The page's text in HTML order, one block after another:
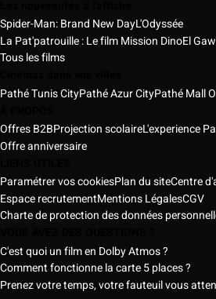
Spider-Man: Brand New DayL'Odyssée
La Pat'patrouille : Le film Mission Dino
Tous les films
Pathé Tunis CityPathé Azur CityPathé Mall
Offres B2BProjection scolaireL'experience
Offre anniversaire
Paramétrer vos cookiesPlan du siteCentre
Espace recrutementMentions LégalesCGV
Charte de protection des données
C'est quoi un film en Dolby Atmos ?
Comment fonctionne la carte 5 places ?
Prenez votre temps, votre fauteuil vous